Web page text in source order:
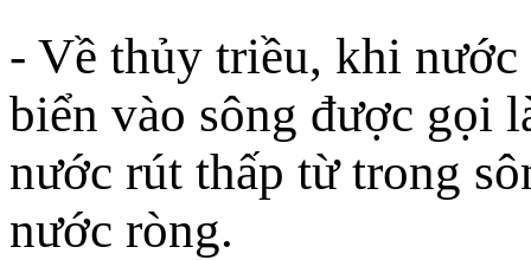
- Về thủy triều, khi nước
biển vào sông được gọi
nước rút thấp từ trong
nước ròng.